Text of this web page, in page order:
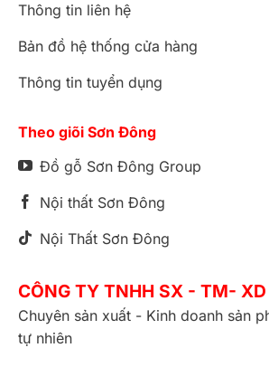
Thông tin liên hệ
Bản đồ hệ thống cửa hàng
Thông tin tuyển dụng
Theo giõi Sơn Đông
Đồ gỗ Sơn Đông Group
Nội thất Sơn Đông
Nội Thất Sơn Đông
CÔNG TY TNHH SX - TM-
Chuyên sản xuất - Kinh doanh sản
tự nhiên